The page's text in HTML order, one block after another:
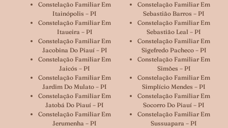
Constelação Familiar Em
Itainópolis – PI
Constelação Familiar Em
Itaueira – PI
Constelação Familiar Em
Jacobina Do Piauí – PI
Constelação Familiar Em
Jaicós – PI
Constelação Familiar Em
Jardim Do Mulato – PI
Constelação Familiar Em
Jatobá Do Piauí – PI
Constelação Familiar Em
Jerumenha – PI
Constelação Familiar Em
Sebastião Barros – PI
Constelação Familiar Em
Sebastião Leal – PI
Constelação Familiar Em
Sigefredo Pacheco – PI
Constelação Familiar Em
Simões – PI
Constelação Familiar Em
Simplício Mendes – PI
Constelação Familiar Em
Socorro Do Piauí – PI
Constelação Familiar Em
Sussuapara – PI